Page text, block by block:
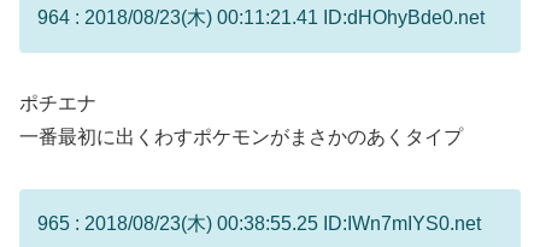
964 : 2018/08/23(木) 00:11:21.41 ID:dHOhyBde0.net
ポチエナ
一番最初に出くわすポケモンがまさかのあくタイプ
965 : 2018/08/23(木) 00:38:55.25 ID:IWn7mIYS0.net